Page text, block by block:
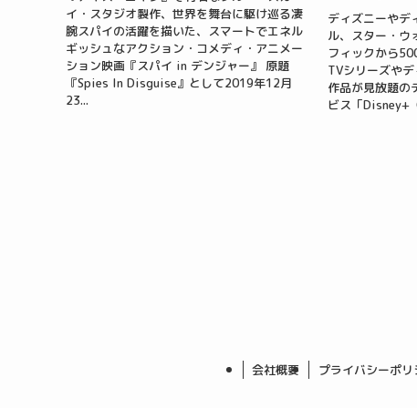
イ・スタジオ製作、世界を舞台に駆け巡る凄
腕スパイの活躍を描いた、スマートでエネル
ギッシュなアクション・コメディ・アニメー
ション映画『スパイ in デンジャー』 原題
『Spies In Disguise』として2019年12月
23...
ディズニーやデ
ル、スター・ウ
フィックから
TVシリーズや
作品が見放題の
ビス「Disney+
会社概要 プライバシーポリ